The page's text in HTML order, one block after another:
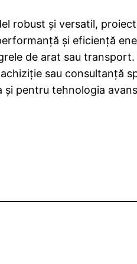
robust și versatil,
și eficiență
de arat sau
sau consultanță
pentru tehnologia